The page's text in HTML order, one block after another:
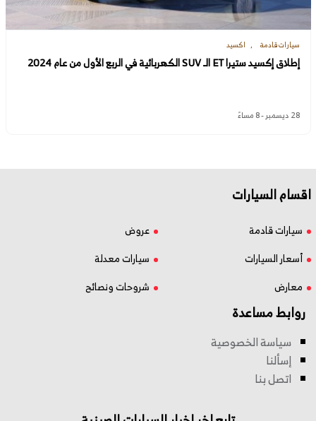
سيارات قادمة اكسيد
إطلاق إكسيد ستيرا ET الـ SUV الكهربائية في الربع الأول من عام 2024
28 ديسمبر - 8 مساءً
اقسام السيارات
سيارات قادمة
عروض
أسعار السيارات
سيارات معدلة
معارض
شروحات ونصائح
روابط مساعدة
سياسة الخصوصية
إسألنا
اتصل بنا